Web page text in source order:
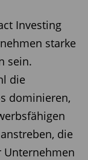
Investing
starke
sein.
die
dominieren,
die
Unternehmen